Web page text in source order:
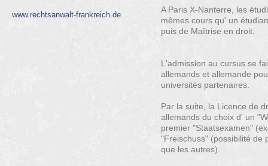
www.rechtsanwalt-frankreich.de
A Paris X-Nanterre, les
mêmes cours qu' un
puis de Maîtrise en droit.
L'admission au cursus se
allemands et allemande
universités partenaires.
Par la suite, la Licence de
allemands du choix d' un
premier "Staatsexamen"
"Freischuss" (possibilité de
que les autres).